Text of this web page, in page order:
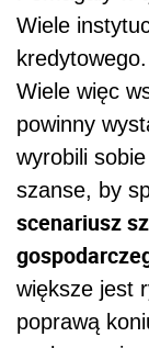
Wiele
Wiele więc
powinny
wyrobili
szanse, by
scenariusz
większe jest
poprawą